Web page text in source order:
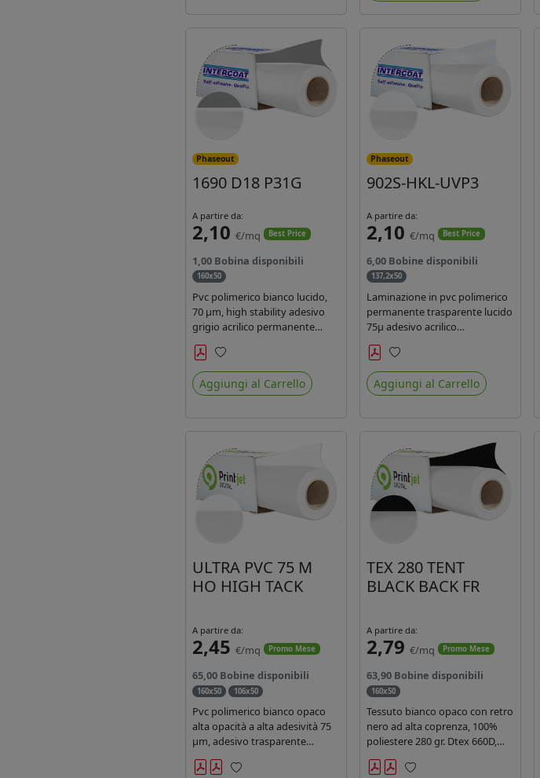
Phaseout
1690 D18 P31G
A partire da:
2,10 €/mq Best Price
1,00 Bobina disponibili
160x50
Pvc polimerico bianco lucido,
70 µm, high stability adesivo
grigio acrilico permanente
durata 5-7 anni, per stampe
con inchiostri solvente,
ecosolvente, UV e latex.
Preferiti
Aggiungi al Carrello
Phaseout
902S-HKL-UVP3
A partire da:
2,10 €/mq Best Price
6,00 Bobine disponibili
137,2x50
Laminazione in pvc polimerico
permanente trasparente lucido
75µ adesivo acrilico
permanente durata 5 anni con
filtro uv, carta kraft. Ideale per
stampe con inchiostro
ecosolvente, UV e latex.
Preferiti
Aggiungi al Carrello
ULTRA PVC 75 M
HO HIGH TACK
A partire da:
2,45 €/mq Promo Mese
65,00 Bobine disponibili
160x50 106x50
Pvc polimerico bianco opaco
alta opacità a alta adesività 75
µm, adesivo trasparente
acrilico hotmelt permanente,
durata 5-7 anni liner 140gr PE
TEX 280 TENT
BLACK BACK FR
A partire da:
2,79 €/mq Promo Mese
63,90 Bobine disponibili
160x50
Tessuto bianco opaco con retro
nero ad alta coprenza, 100%
poliestere 280 gr. Dtex 660D,
idrorepellente, adatto alla
stampa sublimatica indiretta.